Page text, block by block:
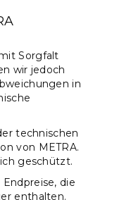
Sorgfalt
wir jedoch
in
technischen
von METRA.
geschützt.
die
enthalten.